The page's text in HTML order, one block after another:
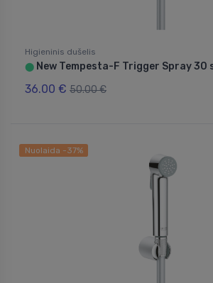
Higieninis dušelis
⬤ New Tempesta-F Trigger Spray 30
36.00 € 50.00 €
Nuolaida -37%